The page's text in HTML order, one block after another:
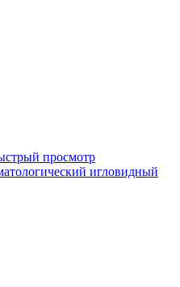
просмотр
игловидный